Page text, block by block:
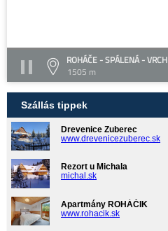
ROHÁČE - SPÁLENÁ - VRCH
1505 m
Szállás tippek
Drevenice Zuberec
www.drevenicezuberec.sk
Rezort u Michala
michal.sk
Apartmány ROHÁČIK
www.rohacik.sk